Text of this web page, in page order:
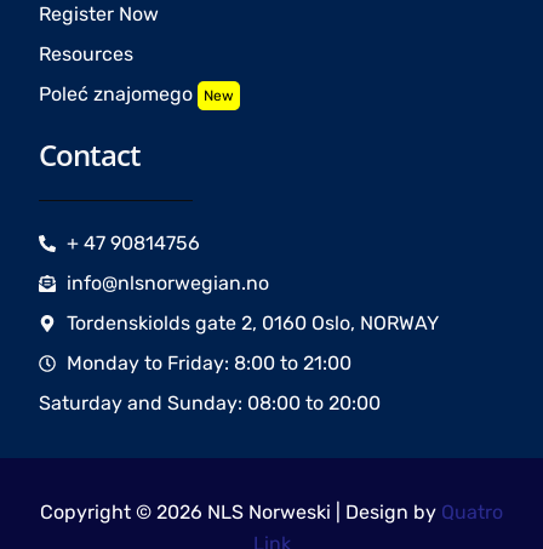
Register Now
Resources
Poleć znajomego New
Contact
+ 47 90814756
info@nlsnorwegian.no
Tordenskiolds gate 2, 0160 Oslo, NORWAY
Monday to Friday: 8:00 to 21:00
Saturday and Sunday: 08:00 to 20:00
Copyright © 2026 NLS Norweski | Design by Quatro
Link